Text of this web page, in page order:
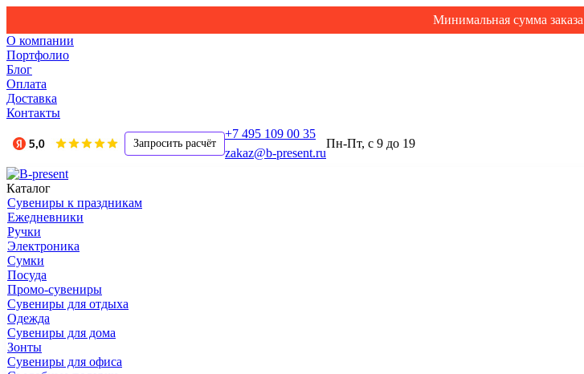
Минимальная сумма
О компании
Портфолио
Блог
Оплата
Доставка
Контакты
Запросить расчёт
+7 495 109 00 35
zakaz@b-present.ru
Пн-Пт, с 9 до 19
Каталог
Сувениры к праздникам
Ежедневники
Ручки
Электроника
Сумки
Посуда
Промо-сувениры
Сувениры для отдыха
Одежда
Сувениры для дома
Зонты
Сувениры для офиса